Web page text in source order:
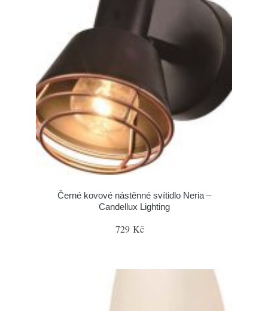
Černé kovové nástěnné svítidlo Neria –
Candellux Lighting
729 Kč